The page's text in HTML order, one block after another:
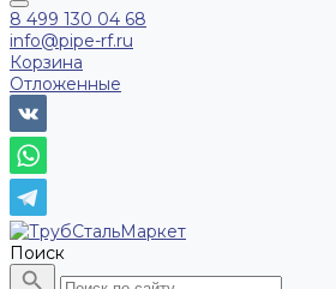
8 499 130 04 68
info@pipe-rf.ru
Корзина
Отложенные
Поиск